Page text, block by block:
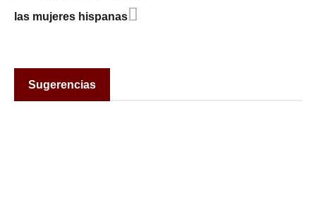
las mujeres hispanas
Sugerencias